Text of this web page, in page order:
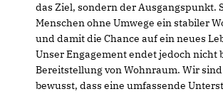
das Ziel, sondern der Ausgangspunkt.
Menschen ohne Umwege ein stabiler
und damit die Chance auf ein neues
Unser Engagement endet jedoch nicht
Bereitstellung von Wohnraum. Wir
bewusst, dass eine umfassende